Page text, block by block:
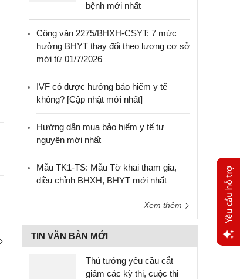
bệnh mới nhất
Công văn 2275/BHXH-CSYT: 7 mức
hưởng BHYT thay đổi theo lương cơ sở
mới từ 01/7/2026
IVF có được hưởng bảo hiểm y tế
không? [Cập nhật mới nhất]
Hướng dẫn mua bảo hiểm y tế tự
nguyện mới nhất
Mẫu TK1-TS: Mẫu Tờ khai tham gia,
điều chỉnh BHXH, BHYT mới nhất
Xem thêm
TIN VĂN BẢN MỚI
Thủ tướng yêu cầu cắt
giảm các kỳ thi, cuộc thi